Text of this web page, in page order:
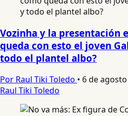
Vozinha y la presentación
queda con esto el joven
todo el plantel albo?
Por Raul Tiki Toledo • 6 de
Raul Tiki Toledo